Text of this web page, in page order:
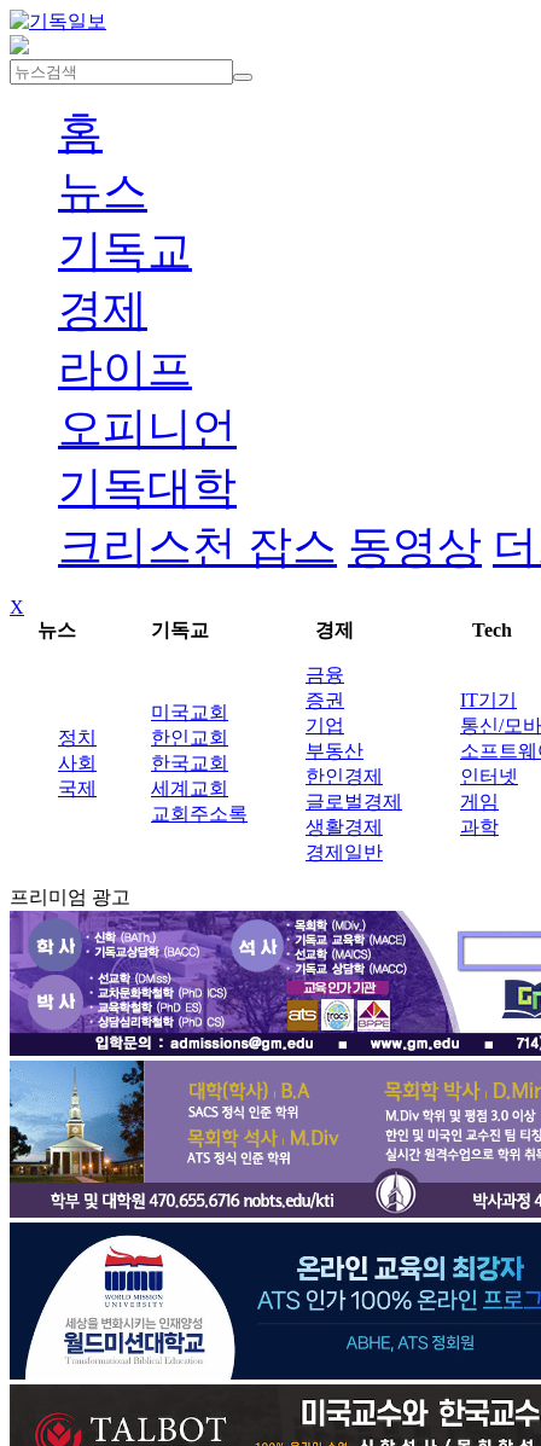
홈
뉴스
기독교
경제
라이프
오피니언
기독대학
크리스천 잡스 동영상
X
뉴스
기독교 경제 Tech
정치
사회
국제
미국교회
한인교회
한국교회
세계교회
교회주소록
금융
증권
기업
부동산
한인경제
글로벌경제
생활경제
경제일반
IT기기
통신/모
소프트웨
인터넷
게임
과학
프리미엄 광고